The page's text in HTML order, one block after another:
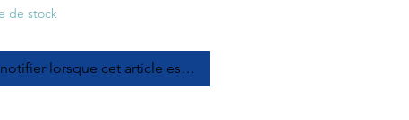
de stock
lorsque cet article est disponible